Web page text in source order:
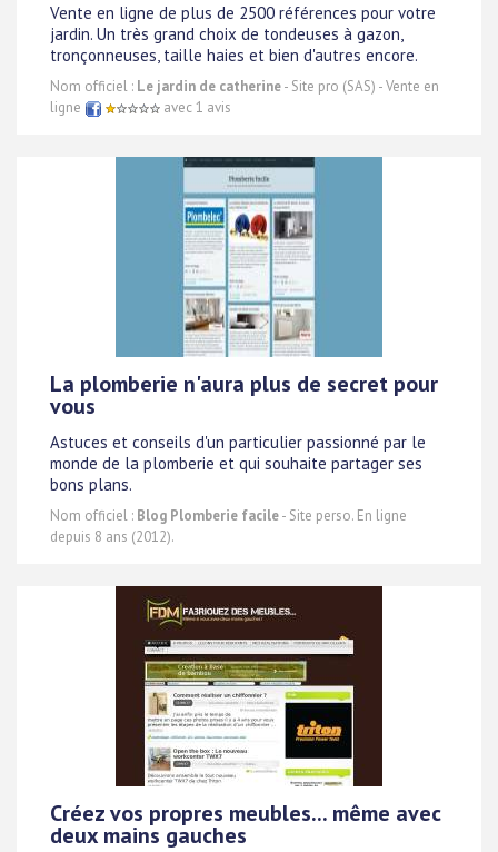
Vente en ligne de plus de 2500 références pour votre
jardin. Un très grand choix de tondeuses à gazon,
tronçonneuses, taille haies et bien d'autres encore.
Nom officiel : Le jardin de catherine- Site pro (SAS) - Vente en
ligne
avec 1 avis
La plomberie n'aura plus de secret pour
vous
Astuces et conseils d'un particulier passionné par le
monde de la plomberie et qui souhaite partager ses
bons plans.
Nom officiel : Blog Plomberie facile- Site perso. En ligne
depuis 8 ans (2012).
Créez vos propres meubles... même avec
deux mains gauches